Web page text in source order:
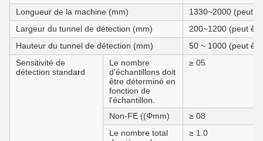
Longueur de la machine (mm)
1330~2000 (peut
Largeur du tunnel de détection (mm)
200~1200 (peut
Hauteur du tunnel de détection (mm)
50 ~ 1000 (peut
Sensitivité de
détection standard
Le nombre
d'échantillons doit
être déterminé en
fonction de
l'échantillon.
≥ 05
Non-FE ((Φmm)
≥ 08
Le nombre total
≥ 1.0